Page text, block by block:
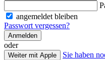
angemeldet bleiben
Passwort vergessen?
Anmelden
oder
Weiter mit Apple
Sie haben